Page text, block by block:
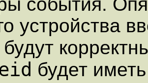
устройства
будет